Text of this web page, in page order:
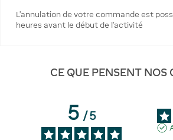
L’annulation de votre commande est
heures avant le début de l’activité
CE QUE PENSENT NOS
5/5